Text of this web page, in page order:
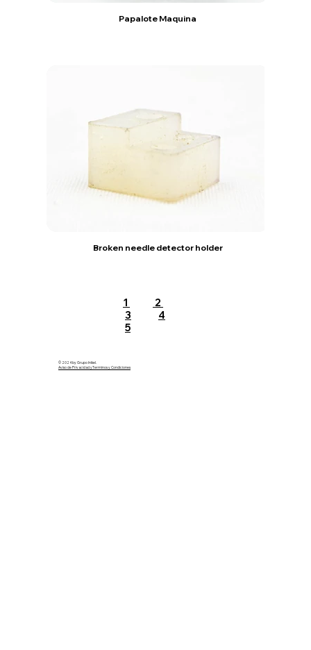
Papalote Maquina
Broken needle detector holder
1
2
3
4
5
© 2024 by Grupo Inikel.
Aviso de Privacidad yTerminos y Condiciones